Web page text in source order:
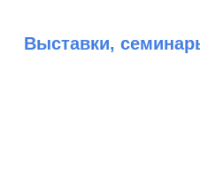
Выставки,